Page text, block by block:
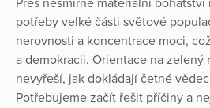
Přes nesmírné materiální
potřeby velké části světové
nerovnosti a koncentrace moci,
a demokracii. Orientace na zelený
nevyřeší, jak dokládají četné
Potřebujeme začít řešit příčiny a